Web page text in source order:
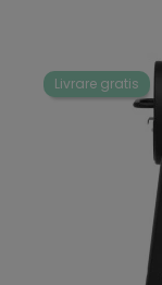
Livrare gratis